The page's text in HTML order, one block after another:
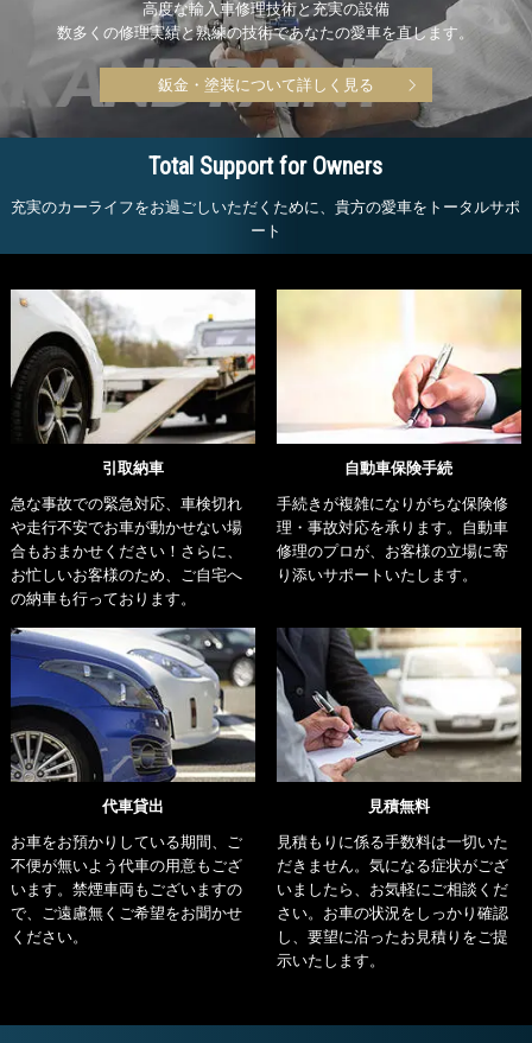
高度な輸入車修理技術と充実の設備
数多くの修理実績と熟練の技術であなたの愛車を直します。
鈑金・塗装について詳しく見る
Total Support for Owners
充実のカーライフをお過ごしいただくために、貴方の愛車をトータルサポ
ート
引取納車
急な事故での緊急対応、車検切れ
や走行不安でお車が動かせない場
合もおまかせください！さらに、
お忙しいお客様のため、ご自宅へ
の納車も行っております。
自動車保険手続
手続きが複雑になりがちな保険修
理・事故対応を承ります。自動車
修理のプロが、お客様の立場に寄
り添いサポートいたします。
代車貸出
お車をお預かりしている期間、ご
不便が無いよう代車の用意もござ
います。禁煙車両もございますの
で、ご遠慮無くご希望をお聞かせ
ください。
見積無料
見積もりに係る手数料は一切いた
だきません。気になる症状がござ
いましたら、お気軽にご相談くだ
さい。お車の状況をしっかり確認
し、要望に沿ったお見積りをご提
示いたします。